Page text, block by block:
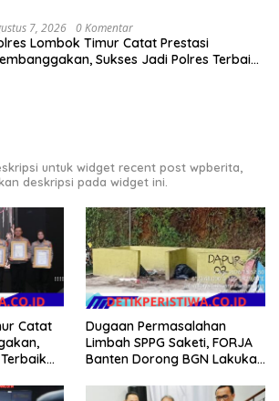
7, 2026 0 Komentar
Lombok Timur Catat Prestasi
Sukses Jadi Polres Terbaik
untuk widget recent post wpberita,
deskripsi pada widget ini.
Catat
Dugaan Permasalahan
Limbah SPPG Saketi, FORJA
Banten Dorong BGN Lakukan